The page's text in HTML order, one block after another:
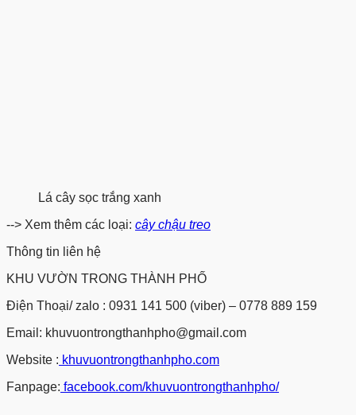
Lá cây sọc trắng xanh
--> Xem thêm các loại: cây chậu treo
Thông tin liên hệ
KHU VƯỜN TRONG THÀNH PHỐ
Điện Thoại/ zalo : 0931 141 500 (viber) – 0778 889 159
Email: khuvuontrongthanhpho@gmail.com
Website : khuvuontrongthanhpho.com
Fanpage: facebook.com/khuvuontrongthanhpho/